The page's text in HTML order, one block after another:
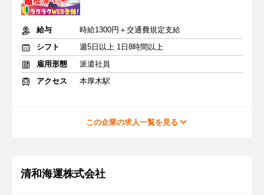
給与
時給1300円＋交通費規定支給
シフト
週5日以上 1日8時間以上
雇用形態
派遣社員
アクセス
本厚木駅
この企業の求人一覧を見る
清和海運株式会社